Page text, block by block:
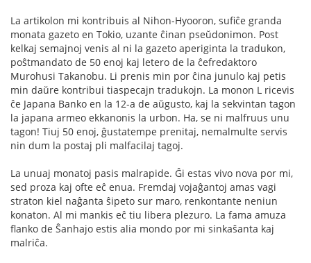
La artikolon mi kontribuis al Nihon-Hyooron, sufiĉe granda
monata gazeto en Tokio, uzante ĉinan pseŭdonimon. Post
kelkaj semajnoj venis al ni la gazeto aperiginta la tradukon,
poŝtmandato de 50 enoj kaj letero de la ĉefredaktoro
Murohusi Takanobu. Li prenis min por ĉina junulo kaj petis
min daŭre kontribui tiaspecajn tradukojn. La monon L ricevis
ĉe Japana Banko en la 12-a de aŭgusto, kaj la sekvintan tagon
la japana armeo ekkanonis la urbon. Ha, se ni malfruus unu
tagon! Tiuj 50 enoj, ĝustatempe prenitaj, nemalmulte servis
nin dum la postaj pli malfacilaj tagoj.
La unuaj monatoj pasis malrapide. Ĝi estas vivo nova por mi,
sed proza kaj ofte eĉ enua. Fremdaj vojaĝantoj amas vagi
straton kiel naĝanta ŝipeto sur maro, renkontante neniun
konaton. Al mi mankis eĉ tiu libera plezuro. La fama amuza
flanko de Ŝanhajo estis alia mondo por mi sinkaŝanta kaj
malriĉa.